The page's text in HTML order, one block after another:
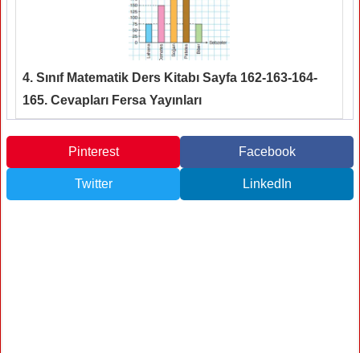
4. Sınıf Matematik Ders Kitabı Sayfa 162-163-164-
165. Cevapları Fersa Yayınları
Pinterest Facebook
Twitter LinkedIn